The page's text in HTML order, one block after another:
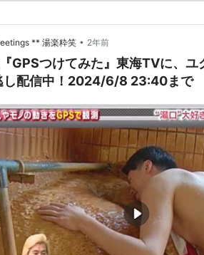
** 湯楽粋笑 • 2年前
GPSつけてみた』東海TVに、ユ
し配信中！2024/6/8 23:40まで